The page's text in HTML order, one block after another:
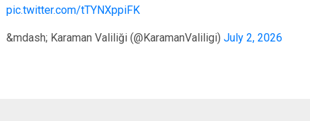
pic.twitter.com/tTYNXppiFK
&mdash; Karaman Valiliği (@KaramanValiligi) July 2, 2026